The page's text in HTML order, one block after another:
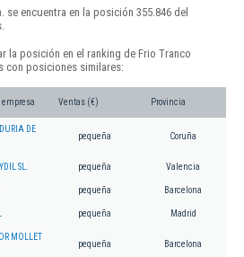
encuentra en la posición 355.846 del
la posición en el ranking de Frio Tranco
con posiciones similares:
empresa Ventas (€) Provincia
DE
pequeña Coruña
SL. pequeña Valencia
pequeña Barcelona
pequeña Madrid
MOLLET
pequeña Barcelona